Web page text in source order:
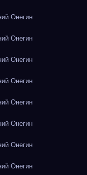
Онегин
Онегин
Онегин
Онегин
Онегин
Онегин
Онегин
Онегин